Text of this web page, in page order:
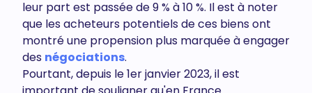
leur part est passée de 9 % à 10 %. Il est à noter
que les acheteurs potentiels de ces biens ont
montré une propension plus marquée à engager
des négociations.
Pourtant, depuis le 1er janvier 2023, il est